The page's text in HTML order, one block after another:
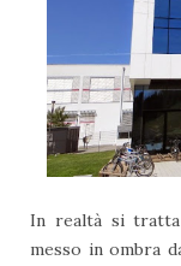
In realtà si
messo in ombra